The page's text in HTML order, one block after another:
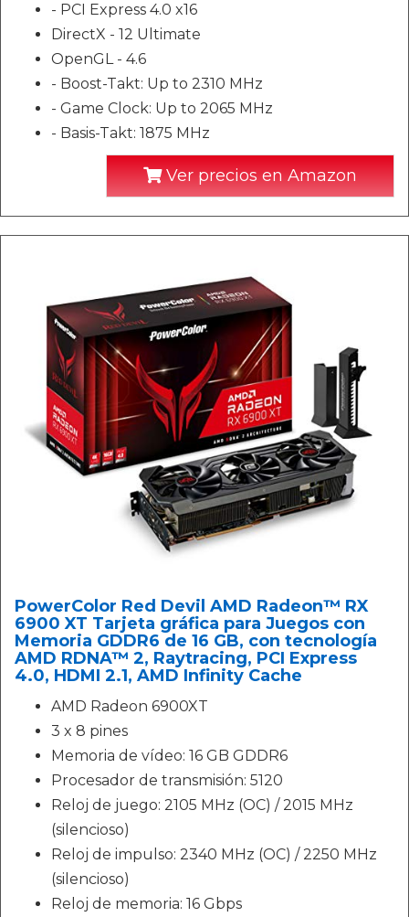
- PCI Express 4.0 x16
DirectX - 12 Ultimate
OpenGL - 4.6
- Boost-Takt: Up to 2310 MHz
- Game Clock: Up to 2065 MHz
- Basis-Takt: 1875 MHz
Ver precios en Amazon
PowerColor Red Devil AMD Radeon™ RX
6900 XT Tarjeta gráfica para Juegos con
Memoria GDDR6 de 16 GB, con tecnología
AMD RDNA™ 2, Raytracing, PCI Express
4.0, HDMI 2.1, AMD Infinity Cache
AMD Radeon 6900XT
3 x 8 pines
Memoria de vídeo: 16 GB GDDR6
Procesador de transmisión: 5120
Reloj de juego: 2105 MHz (OC) / 2015 MHz
(silencioso)
Reloj de impulso: 2340 MHz (OC) / 2250 MHz
(silencioso)
Reloj de memoria: 16 Gbps